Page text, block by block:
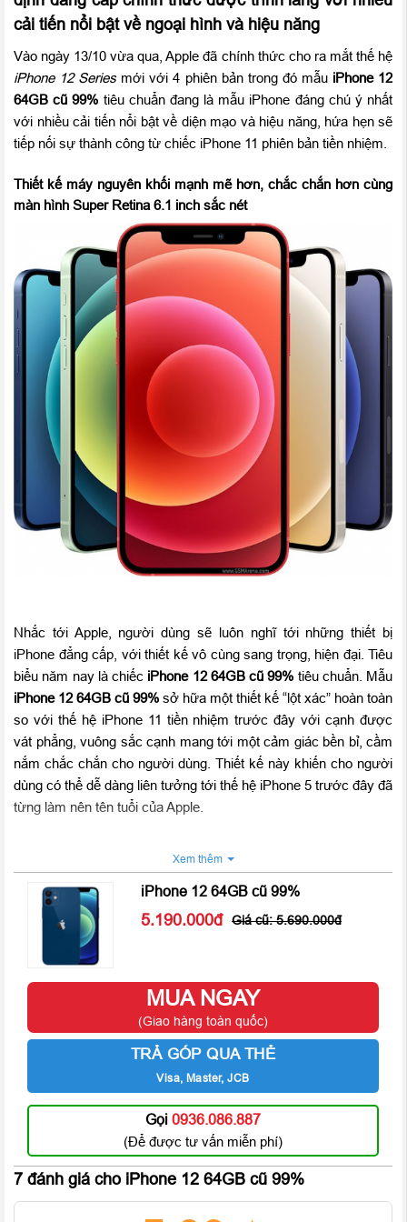
cải tiến nổi bật về ngoại hình và hiệu năng
Vào ngày 13/10 vừa qua, Apple đã chính thức cho ra mắt thế hệ
iPhone 12 Seriesmới với 4 phiên bản trong đó mẫu iPhone 12
64GB cũ 99% tiêu chuẩn đang là mẫu iPhone đáng chú ý nhất
với nhiều cải tiến nổi bật về diện mạo và hiệu năng, hứa hẹn sẽ
tiếp nối sự thành công từ chiếc iPhone 11 phiên bản tiền nhiệm.
Thiết kế máy nguyên khối mạnh mẽ hơn, chắc chắn hơn cùng
màn hình Super Retina 6.1 inch sắc nét
Nhắc tới Apple, người dùng sẽ luôn nghĩ tới những thiết bị
iPhone đẳng cấp, với thiết kế vô cùng sang trọng, hiện đại. Tiêu
biểu năm nay là chiếc iPhone 12 64GB cũ 99% tiêu chuẩn. Mẫu
iPhone 12 64GB cũ 99% sở hữa một thiết kế “lột xác” hoàn toàn
so với thế hệ iPhone 11 tiền nhiệm trước đây với cạnh được
vát phẳng, vuông sắc cạnh mang tới một cảm giác bền bỉ, cầm
nắm chắc chắn cho người dùng. Thiết kế này khiến cho người
dùng có thể dễ dàng liên tưởng tới thế hệ iPhone 5 trước đây đã
từng làm nên tên tuổi của Apple.
iPhone 12vẫn được Apple giữ lại thiết kế notch “tai
thỏ” quen thuộc nhưng đã được tinh chỉnh lại với kích cỡ nhỏ
gọn hơn nhằm tăng thêm tỷ lệ hiển thị trên màn hình. Màn hình
Xem thêm
iPhone 12 64GB cũ 99%
5.190.000 5.690.000
MUA NGAY
(Giao hàng toàn quốc)
TRẢ GÓP QUA THẺ
Visa, Master, JCB
Gọi 0936.086.887
(Để được tư vấn miễn phí)
7 đánh giá cho iPhone 12 64GB cũ 99%